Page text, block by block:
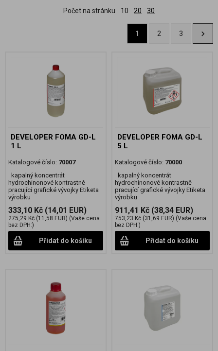
Počet na stránku 10 20 30
1 2 3
DEVELOPER FOMA GD-L
1 L
Katalogové číslo: 70007
kapalný koncentrát
hydrochinonové kontrastně
pracující grafické vývojky Etiketa
výrobku
333,10 Kč (14,01 EUR)
275,29 Kč (11,58 EUR) (Vaše cena
bez DPH:)
Přidat do košíku
DEVELOPER FOMA GD-L
5 L
Katalogové číslo: 70000
kapalný koncentrát
hydrochinonové kontrastně
pracující grafické vývojky Etiketa
výrobku
911,41 Kč (38,34 EUR)
753,23 Kč (31,69 EUR) (Vaše cena
bez DPH:)
Přidat do košíku